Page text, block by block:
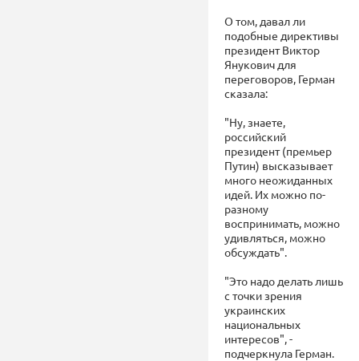
О том, давал ли
подобные директивы
президент Виктор
Янукович для
переговоров, Герман
сказала:
"Ну, знаете,
российский
президент (премьер
Путин) высказывает
много неожиданных
идей. Их можно по-
разному
воспринимать, можно
удивляться, можно
обсуждать".
"Это надо делать лишь
с точки зрения
украинских
национальных
интересов", -
подчеркнула Герман.